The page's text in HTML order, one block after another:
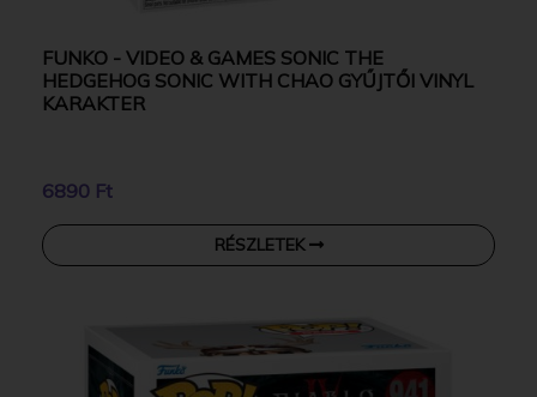
FUNKO - VIDEO & GAMES SONIC THE
HEDGEHOG SONIC WITH CHAO GYŰJTŐI VINYL
KARAKTER
6890 Ft
RÉSZLETEK